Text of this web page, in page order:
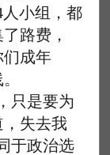
小组，都
路费，
们成年
只是要为
失去我
于政治选